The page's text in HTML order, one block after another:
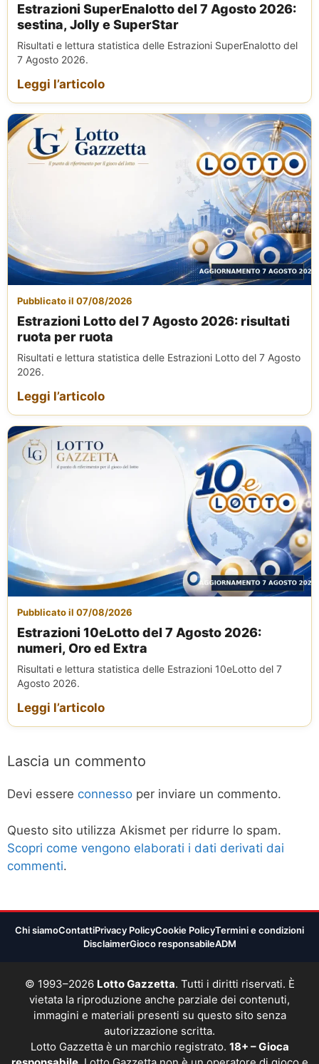
Estrazioni SuperEnalotto del 7 Agosto 2026:
sestina, Jolly e SuperStar
Risultati e lettura statistica delle Estrazioni SuperEnalotto del
7 Agosto 2026.
Leggi l’articolo
Pubblicato il 07/08/2026
Estrazioni Lotto del 7 Agosto 2026: risultati
ruota per ruota
Risultati e lettura statistica delle Estrazioni Lotto del 7 Agosto
2026.
Leggi l’articolo
Pubblicato il 07/08/2026
Estrazioni 10eLotto del 7 Agosto 2026:
numeri, Oro ed Extra
Risultati e lettura statistica delle Estrazioni 10eLotto del 7
Agosto 2026.
Leggi l’articolo
Lascia un commento
Devi essere connesso per inviare un commento.
Questo sito utilizza Akismet per ridurre lo spam.
Scopri come vengono elaborati i dati derivati dai
commenti.
Chi siamoContattiPrivacy PolicyCookie PolicyTermini e condizioni
DisclaimerGioco responsabileADM
© 1993–2026 Lotto Gazzetta. Tutti i diritti riservati. È
vietata la riproduzione anche parziale dei contenuti,
immagini e materiali presenti su questo sito senza
autorizzazione scritta.
Lotto Gazzetta è un marchio registrato. 18+ – Gioca